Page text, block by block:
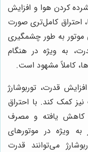
کردن هوا و افزایش
احتراق کامل‌تری صورت
موتور به طور چشمگیری
به ویژه در هنگام
کاملاً مشهود است.
قدرت، توربوشارژ
کمک کند. با احتراق
کاهش یافته و مصرف
ویژه در موتورهای
می‌توانند قدرت